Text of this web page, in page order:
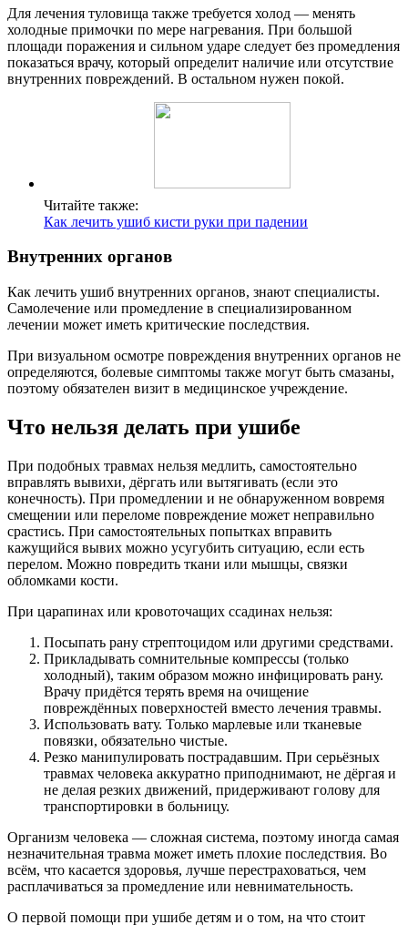
Для лечения туловища также требуется холод — менять
холодные примочки по мере нагревания. При большой
площади поражения и сильном ударе следует без промедления
показаться врачу, который определит наличие или отсутствие
внутренних повреждений. В остальном нужен покой.
Читайте также:
Как лечить ушиб кисти руки при падении
Внутренних органов
Как лечить ушиб внутренних органов, знают специалисты.
Самолечение или промедление в специализированном
лечении может иметь критические последствия.
При визуальном осмотре повреждения внутренних органов не
определяются, болевые симптомы также могут быть смазаны,
поэтому обязателен визит в медицинское учреждение.
Что нельзя делать при ушибе
При подобных травмах нельзя медлить, самостоятельно
вправлять вывихи, дёргать или вытягивать (если это
конечность). При промедлении и не обнаруженном вовремя
смещении или переломе повреждение может неправильно
срастись. При самостоятельных попытках вправить
кажущийся вывих можно усугубить ситуацию, если есть
перелом. Можно повредить ткани или мышцы, связки
обломками кости.
При царапинах или кровоточащих ссадинах нельзя:
Посыпать рану стрептоцидом или другими средствами.
Прикладывать сомнительные компрессы (только
холодный), таким образом можно инфицировать рану.
Врачу придётся терять время на очищение
повреждённых поверхностей вместо лечения травмы.
Использовать вату. Только марлевые или тканевые
повязки, обязательно чистые.
Резко манипулировать пострадавшим. При серьёзных
травмах человека аккуратно приподнимают, не дёргая и
не делая резких движений, придерживают голову для
транспортировки в больницу.
Организм человека — сложная система, поэтому иногда самая
незначительная травма может иметь плохие последствия. Во
всём, что касается здоровья, лучше перестраховаться, чем
расплачиваться за промедление или невнимательность.
О первой помощи при ушибе детям и о том, на что стоит